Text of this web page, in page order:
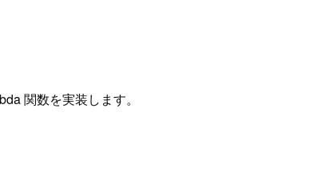
関数を実装します。